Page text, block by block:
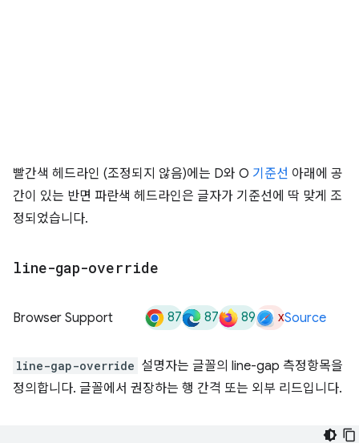
빨간색 헤드라인 (조정되지 않음)에는 D와 O 기준선 아래에 공
간이 있는 반면 파란색 헤드라인은 글자가 기준선에 딱 맞게 조
정되었습니다.
line-gap-override
Browser Support 87 87 89 xSource
line-gap-override 설명자는 글꼴의 line-gap 측정항목을
정의합니다. 글꼴에서 권장하는 행 간격 또는 외부 리드입니다.